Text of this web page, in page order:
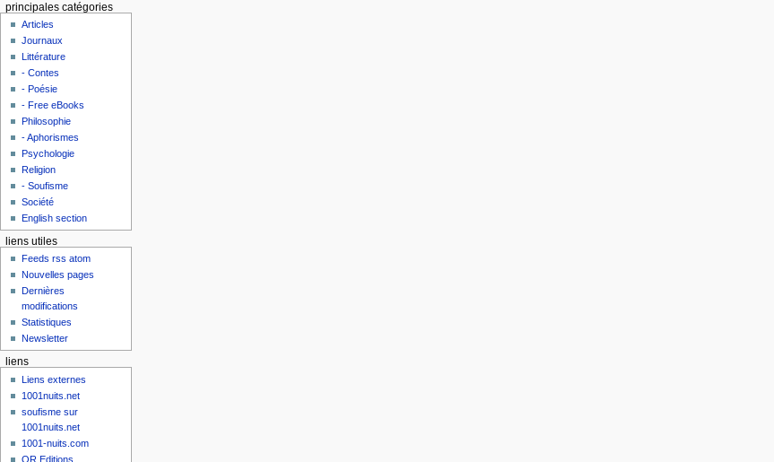
principales catégories
Articles
Journaux
Littérature
- Contes
- Poésie
- Free eBooks
Philosophie
- Aphorismes
Psychologie
Religion
- Soufisme
Société
English section
liens utiles
Feeds rss atom
Nouvelles pages
Dernières
modifications
Statistiques
Newsletter
liens
Liens externes
1001nuits.net
soufisme sur
1001nuits.net
1001-nuits.com
OR Editions